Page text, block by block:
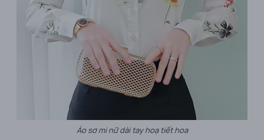
Áo sơ mi nữ dài tay hoạ tiết hoa